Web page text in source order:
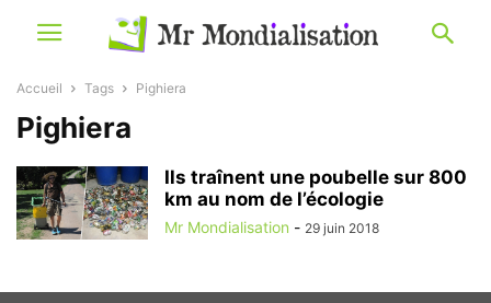
Accueil Tags Pighiera
Pighiera
Ils traînent une poubelle sur 800
km au nom de l’écologie
Mr Mondialisation - 29 juin 2018